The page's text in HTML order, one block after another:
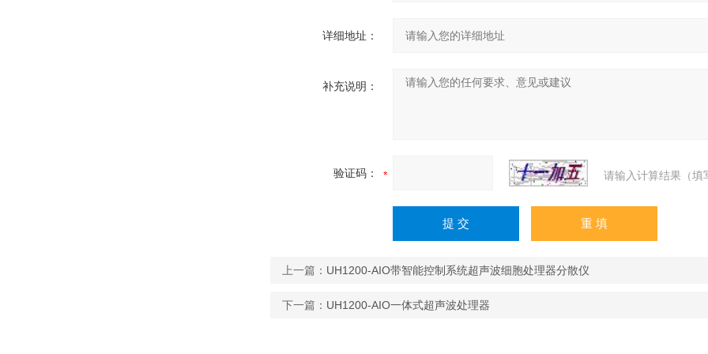
详细地址：
补充说明：
验证码： 请输入计算结果（填
上一篇： UH1200-AIO带智能控制系统超声波细胞处理器分散仪
下一篇： UH1200-AIO一体式超声波处理器